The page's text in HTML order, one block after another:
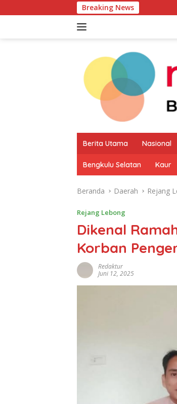
ke
Breaking News
Berita Utama Nasional
Bengkulu Selatan Kaur
Beranda Daerah Rejang
Rejang Lebong
Dikenal
Korban
Redaktur
Juni 12, 2025